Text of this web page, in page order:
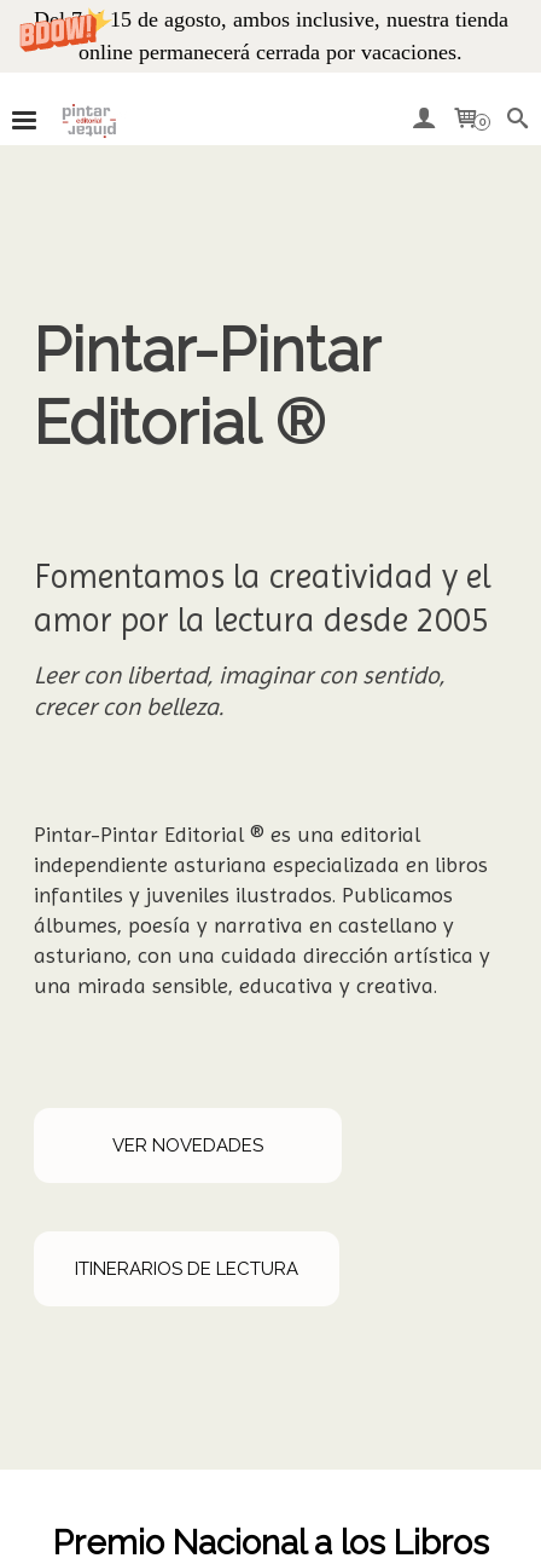
Del 7 al 15 de agosto, ambos inclusive, nuestra tienda
online permanecerá cerrada por vacaciones.
0
Pintar-Pintar
Editorial ®
Fomentamos la creatividad y el
amor por la lectura desde 2005
Leer con libertad, imaginar con sentido,
crecer con belleza.
Pintar-Pintar Editorial ® es una editorial
independiente asturiana especializada en libros
infantiles y juveniles ilustrados. Publicamos
álbumes, poesía y narrativa en castellano y
asturiano, con una cuidada dirección artística y
una mirada sensible, educativa y creativa.
VER NOVEDADES
ITINERARIOS DE LECTURA
Premio Nacional a los Libros